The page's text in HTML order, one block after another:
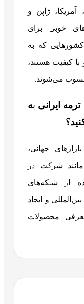
آمریکا، ژاپن و
خوبی برای
که به
کیفیت هستند،
محسوب می‌شوند.
ایرانی به
جهانی،
شرکت در
از شبکه‌های
و ایجاد
محصولات